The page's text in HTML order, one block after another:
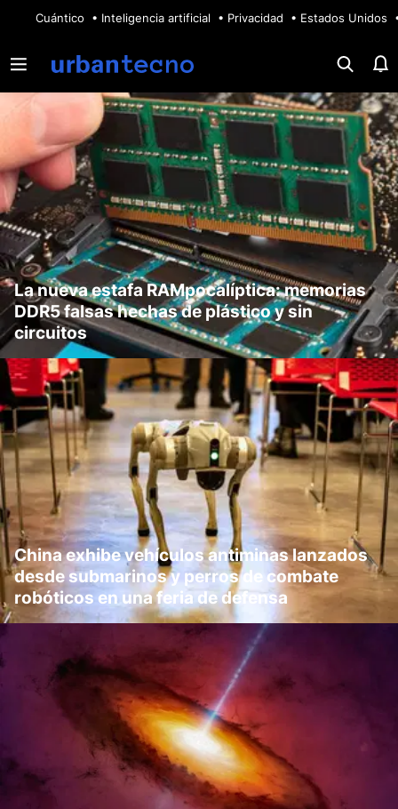
Cuántico Inteligencia artificial Privacidad Estados Unidos
La nueva estafa RAMpocalíptica: memorias
DDR5 falsas hechas de plástico y sin
circuitos
China exhibe vehículos antiminas lanzados
desde submarinos y perros de combate
robóticos en una feria de defensa